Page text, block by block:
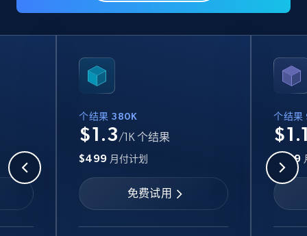
个结果 380K
$1.3/1K 个结果
$499 月付计划
免费试用
个结果
$999